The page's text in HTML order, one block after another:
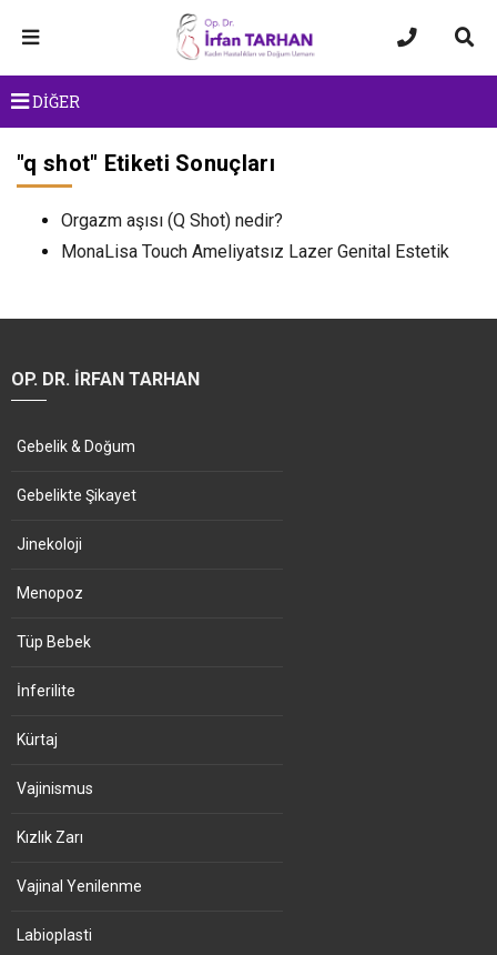
DİĞER
"q shot" Etiketi Sonuçları
Orgazm aşısı (Q Shot) nedir?
MonaLisa Touch Ameliyatsız Lazer Genital Estetik
OP. DR. İRFAN TARHAN
Gebelik & Doğum
Gebelikte Şikayet
Jinekoloji
Menopoz
Tüp Bebek
İnferilite
Kürtaj
Vajinismus
Kızlık Zarı
Vajinal Yenilenme
Labioplasti